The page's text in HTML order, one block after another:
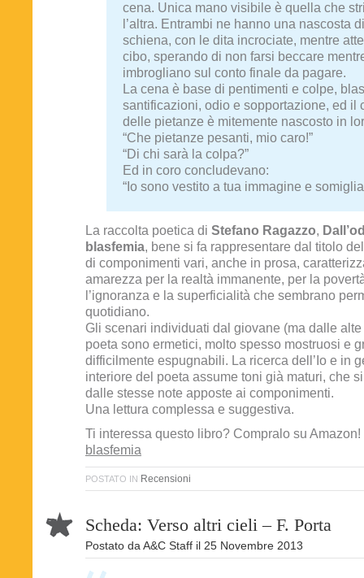
cena. Unica mano visibile è quella che
l’altra. Entrambi ne hanno una nascosta
schiena, con le dita incrociate, mentre
cibo, sperando di non farsi beccare
imbrogliano sul conto finale da pagare.
La cena è base di pentimenti e colpe,
santificazioni, odio e sopportazione, ed il
delle pietanze è mitemente nascosto in
“Che pietanze pesanti, mio caro!”
“Di chi sarà la colpa?”
Ed in coro concludevano:
“Io sono vestito a tua immagine e
La raccolta poetica di Stefano Ragazzo,
blasfemia, bene si fa rappresentare dal titolo
di componimenti vari, anche in prosa,
amarezza per la realtà immanente, per la
l’ignoranza e la superficialità che sembrano
quotidiano.
Gli scenari individuati dal giovane (ma dalle
poeta sono ermetici, molto spesso mostruosi e
difficilmente espugnabili. La ricerca dell’Io e in
interiore del poeta assume toni già maturi, che
dalle stesse note apposte ai componimenti.
Una lettura complessa e suggestiva.
Ti interessa questo libro? Compralo su Amazon!
blasfemia
POSTATO IN Recensioni
Scheda: Verso altri cieli – F. Porta
Postato da A&C Staff il 25 Novembre 2013